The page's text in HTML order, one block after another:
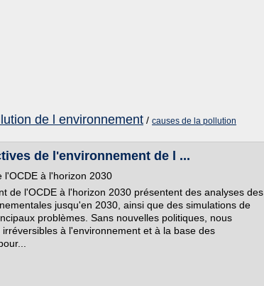
de l environnement / causes de la pollution
de l'environnement de l ...
l'OCDE à l'horizon 2030
de l'OCDE à l'horizon 2030 présentent des analyses des
jusqu'en 2030, ainsi que des simulations de
problèmes. Sans nouvelles politiques, nous
à l'environnement et à la base des